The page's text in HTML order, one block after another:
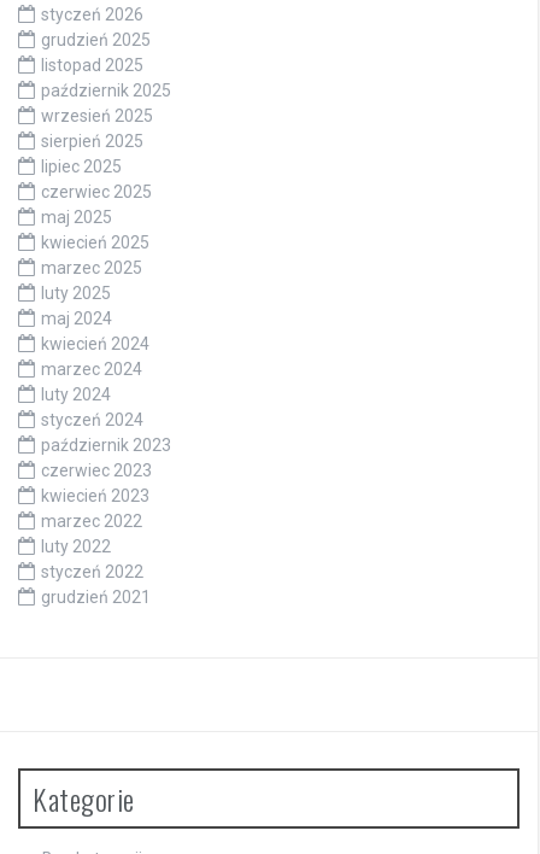
styczeń 2026
grudzień 2025
listopad 2025
październik 2025
wrzesień 2025
sierpień 2025
lipiec 2025
czerwiec 2025
maj 2025
kwiecień 2025
marzec 2025
luty 2025
maj 2024
kwiecień 2024
marzec 2024
luty 2024
styczeń 2024
październik 2023
czerwiec 2023
kwiecień 2023
marzec 2022
luty 2022
styczeń 2022
grudzień 2021
Kategorie